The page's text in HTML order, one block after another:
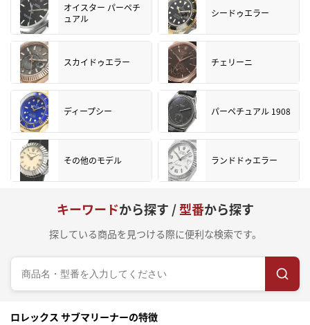
オイスター パーペチ
ュアル
シードゥエラー
スカイドゥエラー チェリーニ
ディープシー パーペチュアル 1908
その他のモデル ランドドゥエラー
キーワードから探す /型番から探す
探している商品を見つける際に便利な検索です。
ロレックス サブマリーナーの特徴